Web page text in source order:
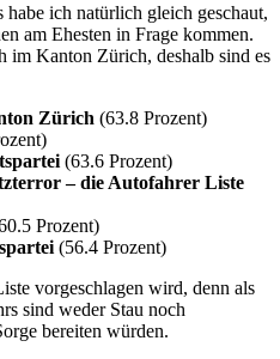
ich natürlich gleich geschaut,
am Ehesten in Frage kommen.
im Kanton Zürich, deshalb sind es
Zürich (63.8 Prozent)
(63.6 Prozent)
– die Autofahrer Liste
Prozent)
(56.4 Prozent)
vorgeschlagen wird, denn als
sind weder Stau noch
bereiten würden.